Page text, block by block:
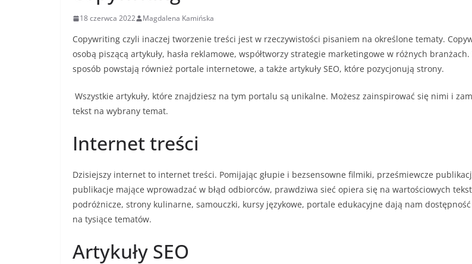
18 czerwca 2022 Magdalena Kamińska
Copywriting czyli inaczej tworzenie treści jest w rzeczywistości pisaniem na określone tematy.
osobą piszącą artykuły, hasła reklamowe, współtworzy strategie marketingowe w różnych branżach.
sposób powstają również portale internetowe, a także artykuły SEO, które pozycjonują strony.
Wszystkie artykuły, które znajdziesz na tym portalu są unikalne. Możesz zainspirować się nimi i
tekst na wybrany temat.
Internet treści
Dzisiejszy internet to internet treści. Pomijając głupie i bezsensowne filmiki, prześmiewcze
publikacje mające wprowadzać w błąd odbiorców, prawdziwa sieć opiera się na wartościowych
podróżnicze, strony kulinarne, samouczki, kursy językowe, portale edukacyjne dają nam
na tysiące tematów.
Artykuły SEO